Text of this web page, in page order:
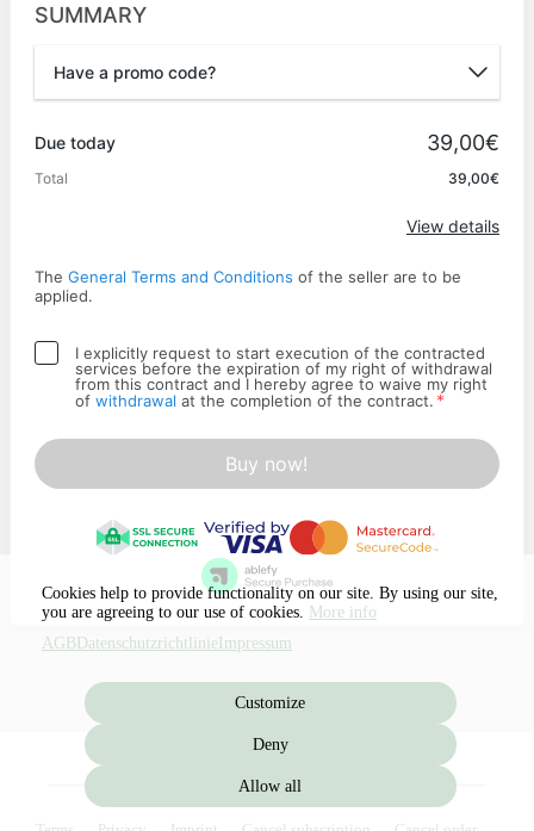
SUMMARY
Have a promo code?
Due today 39,00€
Total 39,00€
View details
The General Terms and Conditions of the seller are to be
applied.
I explicitly request to start execution of the contracted
services before the expiration of my right of withdrawal
from this contract and I hereby agree to waive my right
of withdrawal at the completion of the contract. *
Buy now!
Cookies help to provide functionality on our site. By using our site,
you are agreeing to our use of cookies. More info
AGB Datenschutzrichtlinie Impressum
Customize
Deny
Allow all